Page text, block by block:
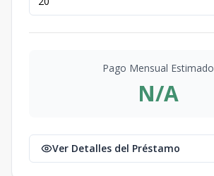
Pago Mensual Estimado
N/A
Ver Detalles del Préstamo